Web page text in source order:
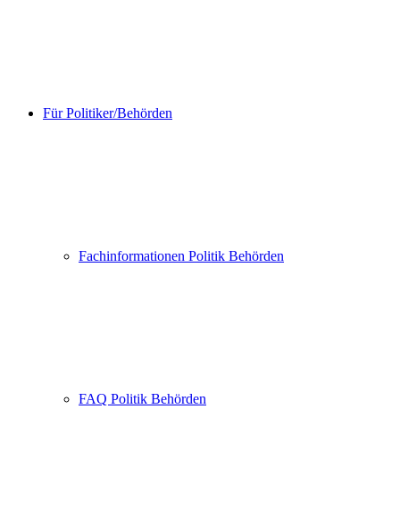
Für Politiker/Behörden
Fachinformationen Politik Behörden
FAQ Politik Behörden